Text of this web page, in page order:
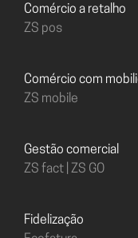
Comércio a retalho
ZS pos
Comércio com
ZS mobile
Gestão comercial
ZS fact | ZS GO
Fidelização